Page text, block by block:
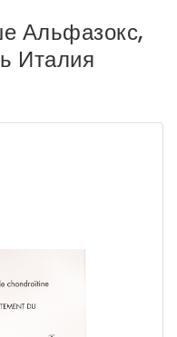
Альфазокс,
Италия